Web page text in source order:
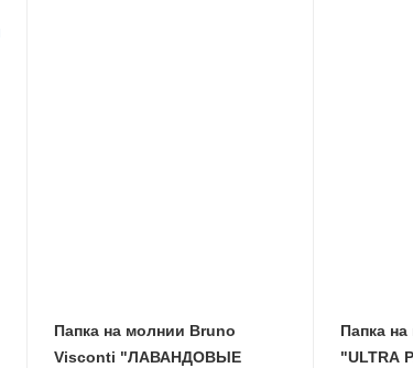
Папка на молнии Bruno
Visconti "ЛАВАНДОВЫЕ
Папка
"ULTRA